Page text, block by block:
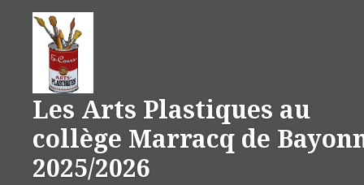
Les Arts Plastiques au
collège Marracq de
2025/2026